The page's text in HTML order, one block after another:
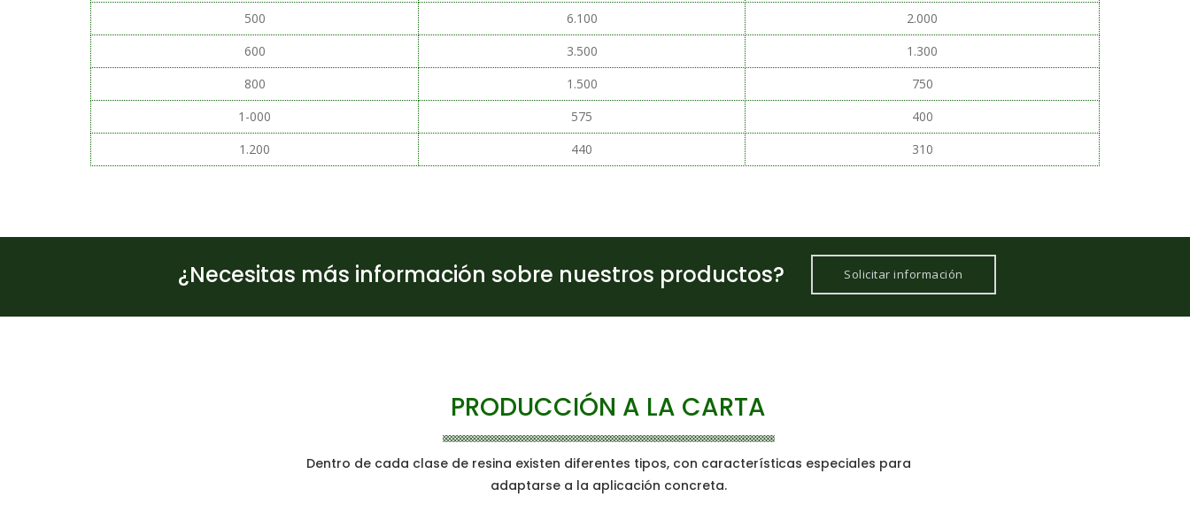
500
6.100
2.000
600
3.500
1.300
800
1.500
750
1-000
575
400
1.200
440 310
¿Necesitas más información sobre nuestros productos? Solicitar información
PRODUCCIÓN A LA CARTA
Dentro de cada clase de resina existen diferentes tipos, con características especiales para
adaptarse a la aplicación concreta.